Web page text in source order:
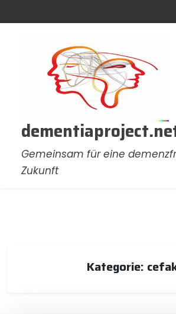
Gemeinsam für eine
Zukunft
Kategorie: